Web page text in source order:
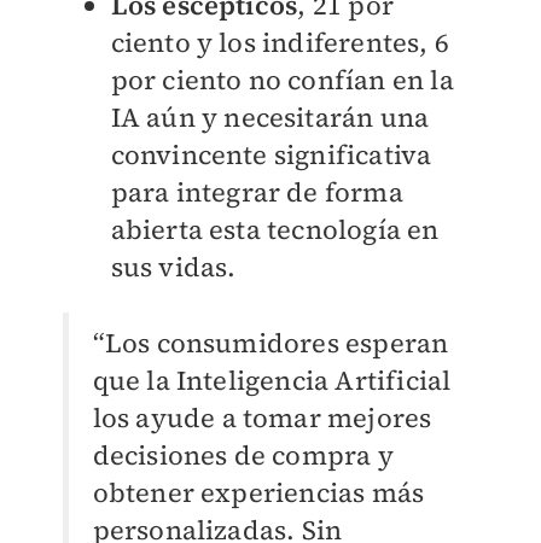
ciento y los indiferentes, 6
por ciento no confían en la
IA aún y necesitarán una
convincente significativa
para integrar de forma
abierta esta tecnología en
sus vidas.
“Los consumidores esperan
que la Inteligencia Artificial
los ayude a tomar mejores
decisiones de compra y
obtener experiencias más
personalizadas. Sin